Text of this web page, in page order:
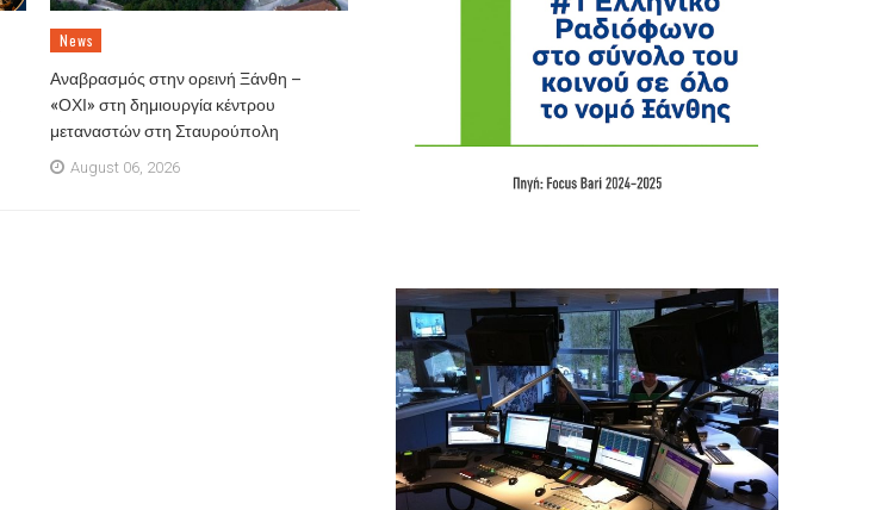
News
Αναβρασμός στην ορεινή Ξάνθη –
«ΟΧΙ» στη δημιουργία κέντρου
μεταναστών στη Σταυρούπολη
August 06, 2026